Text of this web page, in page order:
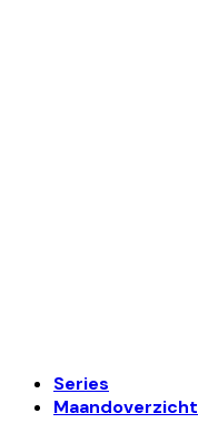
Series
Maandoverzicht